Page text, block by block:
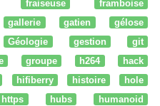
fraiseuse
framboise
gallerie gatien
gélose
Géologie gestion
git
groupe h264
hack
hifiberry histoire
hole
https hubs
humanoid